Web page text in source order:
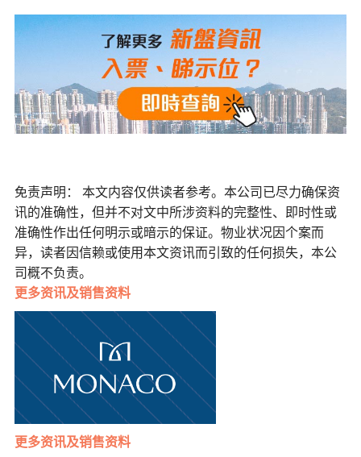
免责声明： 本文内容仅供读者参考。本公司已尽力确保资
讯的准确性，但并不对文中所涉资料的完整性、即时性或
准确性作出任何明示或暗示的保证。物业状况因个案而
异，读者因信赖或使用本文资讯而引致的任何损失，本公
司概不负责。
更多资讯及销售资料
更多资讯及销售资料